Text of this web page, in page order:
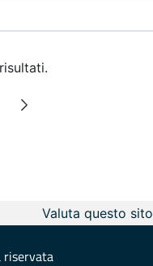
Valuta questo sito
riservata